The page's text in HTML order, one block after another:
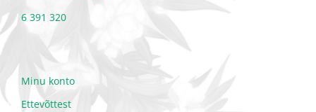
6 391 320
Minu konto
Ettevõttest